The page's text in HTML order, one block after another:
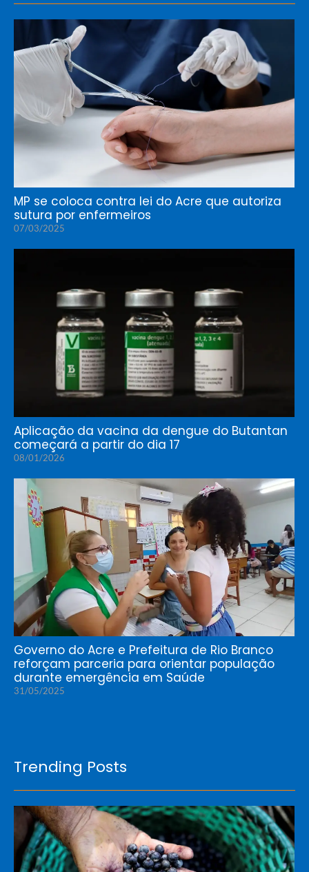
MP se coloca contra lei do Acre que autoriza
sutura por enfermeiros
07/03/2025
Aplicação da vacina da dengue do Butantan
começará a partir do dia 17
08/01/2026
Governo do Acre e Prefeitura de Rio Branco
reforçam parceria para orientar população
durante emergência em Saúde
31/05/2025
Trending Posts